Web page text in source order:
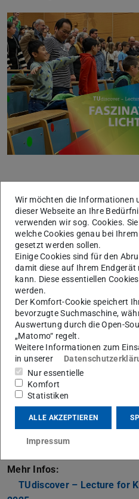
Zurück
Phänomenen gab es auch
– für Kopf und Körper
Besonders schön: Viele
Publikum und wurden live
für Kinder der Klassen 5–7
allem: unterhaltsam.
Weitere Infos zur
physik.tu-darmstadt.de/
Weitere MINT-Angebote für
Fachbereich Physik:
physik.tu-darmstadt.de/
Schon vorgemerkt?
Die nächste TUdiscover-
Mai 2025im Rahmen des
Mehr Infos:
TUdiscover – Lecture for
Wir möchten die Informationen
dieser Webseite an Ihre
verwenden wir sog. Cookies.
welche Cookies genau bei
gesetzt werden sollen.
Einige Cookies sind für den
damit diese auf Ihrem
kann. Diese essentiellen
werden.
Der Komfort-Cookie speichert
bevorzugte Suchmaschine,
Auswertung durch die Open-
„Matomo“ regelt.
Weitere Informationen zum
in unserer
Nur essentielle
Komfort
Statistiken
ALLE AKZEPTIEREN
Impressum